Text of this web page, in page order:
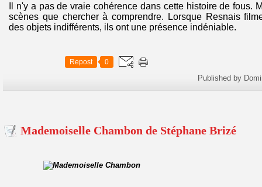
Il n'y a pas de vraie cohérence dans cette histoire de fous.
scènes que chercher à comprendre. Lorsque Resnais
des objets indifférents, ils ont une présence indéniable.
Repost 0
Published by
Mademoiselle Chambon de Stéphane Brizé